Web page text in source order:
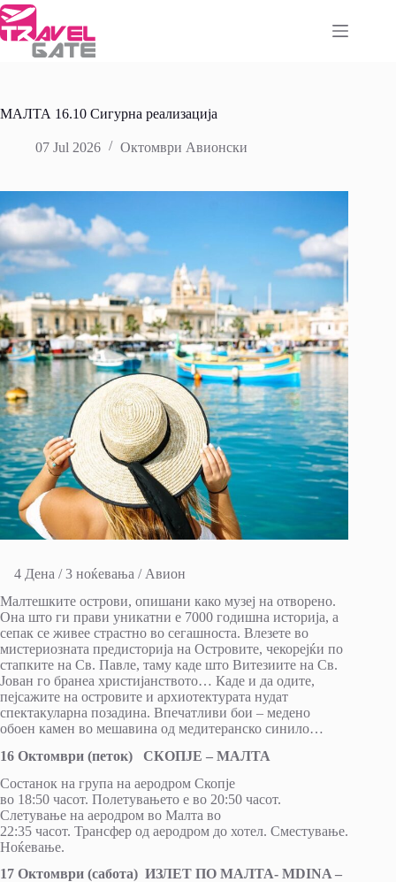
Skip
to
content
МАЛТА 16.10 Сигурна реализација
07 Jul 2026 Октомври Авионски
4 Дена / 3 ноќевања / Авион
Малтешките острови, опишани како музеј на отворено.
Она што ги прави уникатни е 7000 годишна историја, а
сепак се живее страстно во сегашноста. Влезете во
мистериозната предисторија на Островите, чекорејќи по
стапките на Св. Павле, таму каде што Витезиите на Св.
Јован го бранеа христијанството… Каде и да одите,
пејсажите на островите и архиотектурата нудат
спектакуларна позадина. Впечатливи бои – медено
обоен камен во мешавина од медитеранско синило…
16 Октомври (петок) СКОПЈЕ – МАЛТА
Состанок на група на аеродром Скопје
во 18:50 часот. Полетувањето е во 20:50 часот.
Слетување на аеродром во Малта во
22:35 часот. Трансфер од аeродром до хотел. Сместување.
Ноќевање.
17 Октомври (сабота) ИЗЛЕТ ПО МАЛТА- МDINA –